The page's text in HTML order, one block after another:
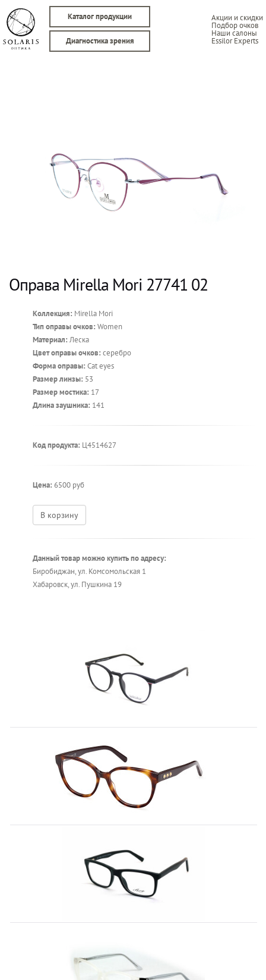
Каталог продукции Акции и скидки
Подбор очков
Наши салоны
Essilor Experts
Диагностика зрения
Оправа Mirella Mori 27741 02
Коллекция: Mirella Mori
Тип оправы очков: Women
Материал: Леска
Цвет оправы очков: серебро
Форма оправы: Cat eyes
Размер линзы: 53
Размер мостика: 17
Длина заушника: 141
Код продукта: Ц4514627
Цена: 6500 руб
В корзину
Данный товар можно купить по адресу:
Биробиджан, ул. Комсомольская 1
Хабаровск, ул. Пушкина 19